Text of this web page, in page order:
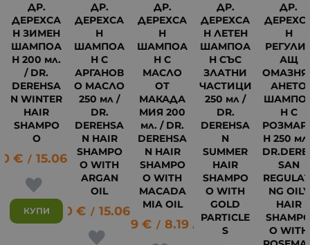
ДР.
ДЕРЕХСА
Н ЗИМЕН
ШАМПОА
Н 200 мл.
/ DR.
DEREHSA
N WINTER
HAIR
SHAMPO
O
€ / 15.06 лв.
КУПИ
ДР.
ДЕРЕХСА
Н
ШАМПОА
Н С
АРГАНОВ
О МАСЛО
250 мл /
DR.
DEREHSA
N HAIR
SHAMPO
O WITH
ARGAN
OIL
7.70 € / 15.06 лв.
ДР.
ДЕРЕХСА
Н
ШАМПОА
Н С
МАСЛО
ОТ
МАКАДА
МИЯ 200
мл. / DR.
DEREHSA
N HAIR
SHAMPO
O WITH
MACADA
MIA OIL
4.19 € / 8.19 лв.
ДР.
ДЕРЕХСА
Н ЛЕТЕН
ШАМПОА
Н СЪС
ЗЛАТНИ
ЧАСТИЦИ
250 мл /
DR.
DEREHSA
N
SUMMER
HAIR
SHAMPO
O WITH
GOLD
PARTICLE
S
ДР.
Н
АЩ
АНЕТО
Н С
Н 250 мл
SAN
NG OILY
HAIR
O WITH